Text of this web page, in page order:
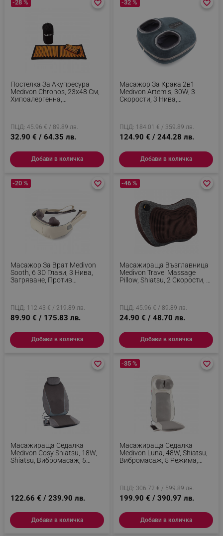
Постелка За Акупресура
Medivon Chronos, 23х48 См,
Хипоалергенна,
Напрежение, +Чанта, Черен/
Оранжев
-28 %
ПЦД: 45.96 € / 89.89 лв.
32.90 € / 64.35 лв.
favorite_border
favorite_border
Добави в количка
Масажор За Крака 2в1
Medivon Artemis, 30W, 3
Скорости, 3 Нива,
-32 %
ПЦД: 184.01 € / 359.89 лв.
124.90 € / 244.28 лв.
favorite_border
favorite_border
Добави в количка
Масажор За Врат Medivon
Sooth, 6 3D Глави, 3 Нива,
Загряване, Против
-20 %
ПЦД: 112.43 € / 219.89 лв.
89.90 € / 175.83 лв.
favorite_border
favorite_border
Добави в количка
Масажираща Възглавница
Medivon Travel Massage
Pillow, Shiatsu, 2 Скорости, 8
Кафяв
-46 %
ПЦД: 45.96 € / 89.89 лв.
24.90 € / 48.70 лв.
favorite_border
favorite_border
Добави в количка
Масажираща Седалка
Medivon Cosy Shiatsu, 18W,
Shiatsu, Вибромасаж, 5
122.66 € / 239.90 лв.
favorite_border
favorite_border
Добави в количка
Масажираща Седалка
Medivon Luna, 48W, Shiatsu,
Вибромасаж, 5 Режима,
-35 %
ПЦД: 306.72 € / 599.89 лв.
199.90 € / 390.97 лв.
favorite_border
favorite_border
Добави в количка